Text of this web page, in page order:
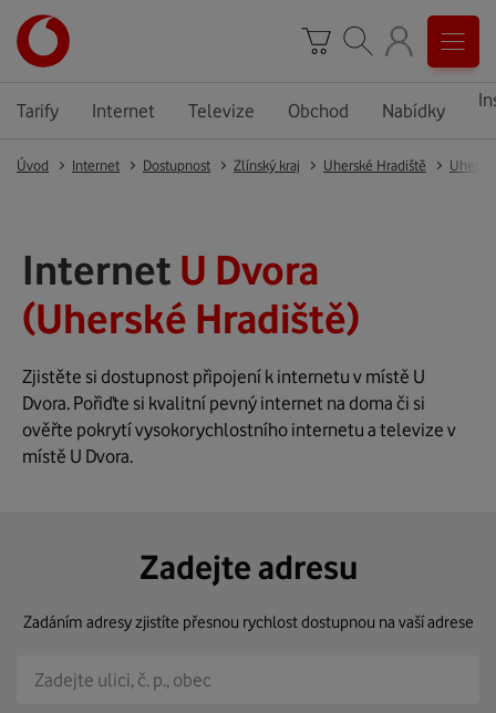
Tarify Internet Televize Obchod Nabídky
Úvod Internet Dostupnost Zlínský kraj Uherské Hradiště
Internet U Dvora
(Uherské Hradiště)
Zjistěte si dostupnost připojení k internetu v místě U
Dvora. Pořiďte si kvalitní pevný internet na doma či si
ověřte pokrytí vysokorychlostního internetu a televize v
místě U Dvora.
Zadejte adresu
Zadáním adresy zjistíte přesnou rychlost dostupnou na vaší adrese